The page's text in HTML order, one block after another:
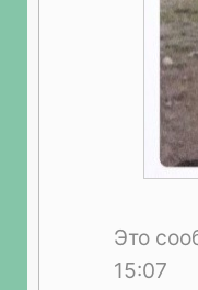
Это
15:07